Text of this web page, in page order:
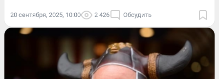
20 сентября, 2025, 10:00 2 426 Обсудить